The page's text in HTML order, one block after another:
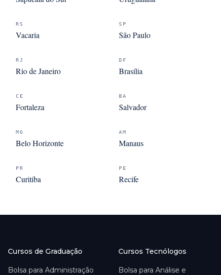
RS
Vacaria
SP
São Paulo
RJ
Rio de Janeiro
DF
Brasília
CE
Fortaleza
BA
Salvador
MG
Belo Horizonte
AM
Manaus
PR
Curitiba
PE
Recife
Cursos de Graduação
Bolsa para Administração
Cursos Tecnólogos
Bolsa para Análise e